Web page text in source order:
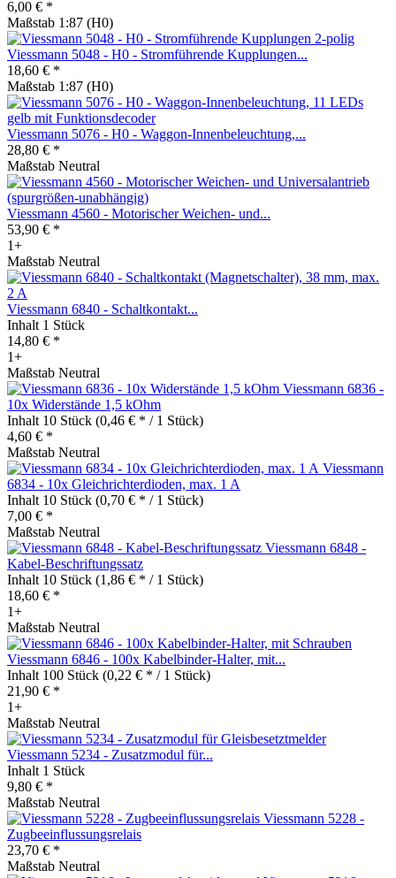
6,00 € *
Maßstab 1:87 (H0)
Viessmann 5048 - H0 - Stromführende Kupplungen...
18,60 € *
Maßstab 1:87 (H0)
Viessmann 5076 - H0 - Waggon-Innenbeleuchtung,...
28,80 € *
Maßstab Neutral
Viessmann 4560 - Motorischer Weichen- und...
53,90 € *
1+
Maßstab Neutral
Viessmann 6840 - Schaltkontakt...
Inhalt 1 Stück
14,80 € *
1+
Maßstab Neutral
Viessmann 6836 -
10x Widerstände 1,5 kOhm
Inhalt 10 Stück (0,46 € * / 1 Stück)
4,60 € *
Maßstab Neutral
Viessmann
6834 - 10x Gleichrichterdioden, max. 1 A
Inhalt 10 Stück (0,70 € * / 1 Stück)
7,00 € *
Maßstab Neutral
Viessmann 6848 -
Kabel-Beschriftungssatz
Inhalt 10 Stück (1,86 € * / 1 Stück)
18,60 € *
1+
Maßstab Neutral
Viessmann 6846 - 100x Kabelbinder-Halter, mit...
Inhalt 100 Stück (0,22 € * / 1 Stück)
21,90 € *
1+
Maßstab Neutral
Viessmann 5234 - Zusatzmodul für...
Inhalt 1 Stück
9,80 € *
Maßstab Neutral
Viessmann 5228 -
Zugbeeinflussungsrelais
23,70 € *
Maßstab Neutral